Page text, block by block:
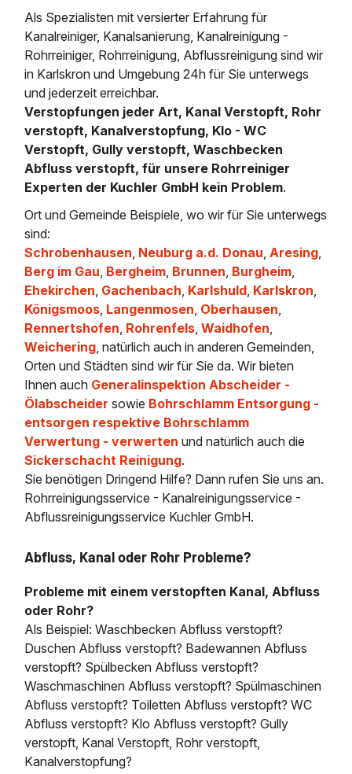
Als Spezialisten mit versierter Erfahrung für
Kanalreiniger, Kanalsanierung, Kanalreinigung -
Rohrreiniger, Rohrreinigung, Abflussreinigung sind wir
in Karlskron und Umgebung 24h für Sie unterwegs
und jederzeit erreichbar.
Verstopfungen jeder Art, Kanal Verstopft, Rohr
verstopft, Kanalverstopfung, Klo - WC
Verstopft, Gully verstopft, Waschbecken
Abfluss verstopft, für unsere Rohrreiniger
Experten der Kuchler GmbH kein Problem.
Ort und Gemeinde Beispiele, wo wir für Sie unterwegs
sind:
Schrobenhausen, Neuburg a.d. Donau,Aresing,
Berg im Gau, Bergheim, Brunnen, Burgheim,
Ehekirchen, Gachenbach, Karlshuld, Karlskron,
Königsmoos, Langenmosen, Oberhausen,
Rennertshofen, Rohrenfels,Waidhofen,
Weichering, natürlich auch in anderen Gemeinden,
Orten und Städten sind wir für Sie da. Wir bieten
Ihnen auch Generalinspektion Abscheider -
Ölabscheider sowie Bohrschlamm Entsorgung -
entsorgen respektive Bohrschlamm
Verwertung - verwerten und natürlich auch die
Sickerschacht Reinigung.
Sie benötigen Dringend Hilfe? Dann rufen Sie uns an.
Rohrreinigungsservice - Kanalreinigungsservice -
Abflussreinigungsservice Kuchler GmbH.
Abfluss, Kanal oder Rohr Probleme?
Probleme mit einem verstopften Kanal, Abfluss
oder Rohr?
Als Beispiel: Waschbecken Abfluss verstopft?
Duschen Abfluss verstopft? Badewannen Abfluss
verstopft? Spülbecken Abfluss verstopft?
Waschmaschinen Abfluss verstopft? Spülmaschinen
Abfluss verstopft? Toiletten Abfluss verstopft? WC
Abfluss verstopft? Klo Abfluss verstopft? Gully
verstopft, Kanal Verstopft, Rohr verstopft,
Kanalverstopfung?